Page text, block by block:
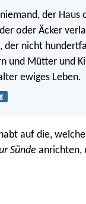
der Haus
oder Äcker
der nicht
und Mütter und
ewiges Leben.
auf die,
Sünde anrichten,